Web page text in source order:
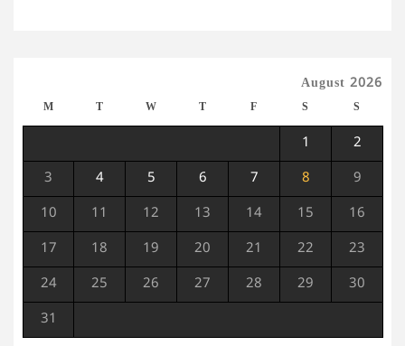
August 2026
M T W T F S S
1 2
3 4 5 6 7 8 9
10 11 12 13 14 15 16
17 18 19 20 21 22 23
24 25 26 27 28 29 30
31